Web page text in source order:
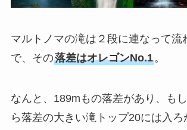
マルトノマの滝は２段に連なって流
で、その落差はオレゴンNo.1。
なんと、189mもの落差があり、も
ら落差の大きい滝トップ20には入ろ